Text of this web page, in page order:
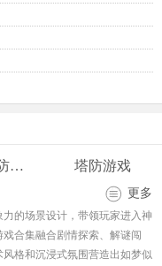
肉鸽冒险塔防策略类
塔防游戏
更多
的场景设计，带领玩家进入神
合集融合剧情探索、解谜闯
格和沉浸式氛围营造出如梦似